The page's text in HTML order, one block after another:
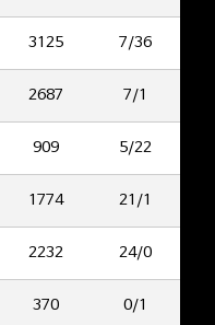
3125 7/36
2687 7/1
909 5/22
1774 21/1
2232 24/0
370 0/1